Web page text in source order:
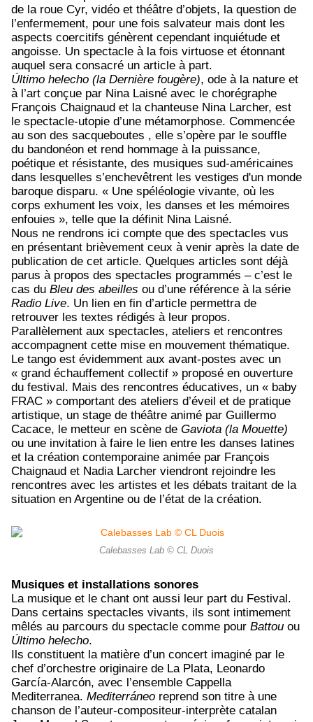
de la roue Cyr, vidéo et théâtre d’objets, la question de
l’enfermement, pour une fois salvateur mais dont les
aspects coercitifs génèrent cependant inquiétude et
angoisse. Un spectacle à la fois virtuose et étonnant
auquel sera consacré un article à part.
Último helecho (la Dernière fougère), ode à la nature et
à l’art conçue par Nina Laisné avec le chorégraphe
François Chaignaud et la chanteuse Nina Larcher, est
le spectacle-utopie d’une métamorphose. Commencée
au son des sacqueboutes , elle s’opère par le souffle
du bandonéon et rend hommage à la puissance,
poétique et résistante, des musiques sud-américaines
dans lesquelles s’enchevêtrent les vestiges d'un monde
baroque disparu. « Une spéléologie vivante, où les
corps exhument les voix, les danses et les mémoires
enfouies », telle que la définit Nina Laisné.
Nous ne rendrons ici compte que des spectacles vus
en présentant brièvement ceux à venir après la date de
publication de cet article. Quelques articles sont déjà
parus à propos des spectacles programmés – c’est le
cas du Bleu des abeilles ou d’une référence à la série
Radio Live. Un lien en fin d’article permettra de
retrouver les textes rédigés à leur propos.
Parallèlement aux spectacles, ateliers et rencontres
accompagnent cette mise en mouvement thématique.
Le tango est évidemment aux avant-postes avec un
« grand échauffement collectif » proposé en ouverture
du festival. Mais des rencontres éducatives, un « baby
FRAC » comportant des ateliers d’éveil et de pratique
artistique, un stage de théâtre animé par Guillermo
Cacace, le metteur en scène de Gaviota (la Mouette)
ou une invitation à faire le lien entre les danses latines
et la création contemporaine animée par François
Chaignaud et Nadia Larcher viendront rejoindre les
rencontres avec les artistes et les débats traitant de la
situation en Argentine ou de l’état de la création.
Calebasses Lab © CL Duois
Musiques et installations sonores
La musique et le chant ont aussi leur part du Festival.
Dans certains spectacles vivants, ils sont intimement
mêlés au parcours du spectacle comme pour Battou ou
Último helecho.
Ils constituent la matière d’un concert imaginé par le
chef d’orchestre originaire de La Plata, Leonardo
García-Alarcón, avec l’ensemble Cappella
Mediterranea. Mediterráneo reprend son titre à une
chanson de l’auteur-compositeur-interprète catalan